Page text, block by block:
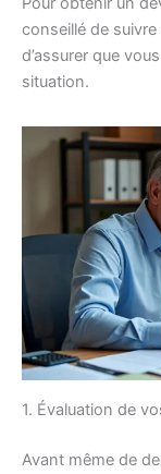
conseillé de
d’assurer que
situation.
1. Évaluation de
Avant même de